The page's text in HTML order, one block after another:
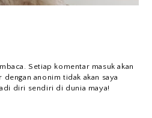
Setiap komentar masuk akan
anonim tidak akan saya
diri sendiri di dunia maya!